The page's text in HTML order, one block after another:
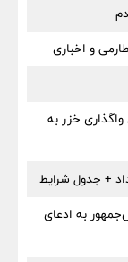
و اخباری
خزر به
به ادعای